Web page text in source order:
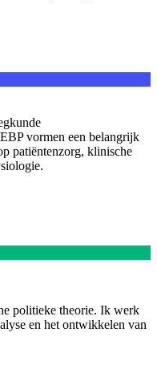
vormen een belangrijk
patiëntenzorg, klinische
politieke theorie. Ik werk
en het ontwikkelen van